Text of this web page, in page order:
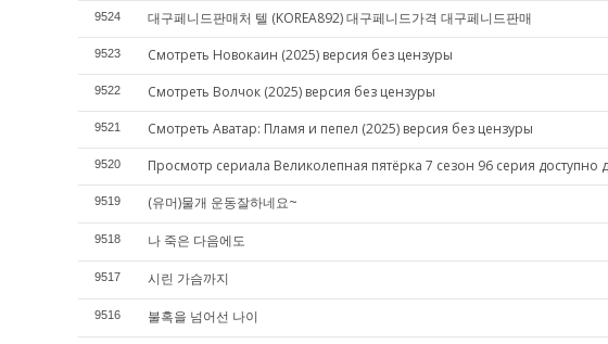
9524 대구페니드판매처 텔 (KOREA892) 대구페니드가격 대구페니드판매
9523 Смотреть Новокаин (2025) версия без цензуры
9522 Смотреть Волчок (2025) версия без цензуры
9521 Смотреть Аватар: Пламя и пепел (2025) версия без цензуры
9520 Просмотр сериала Великолепная пятёрка 7 сезон 96 серия доступно
9519 (유머)물개 운동잘하네요~
9518 나 죽은 다음에도
9517 시린 가슴까지
9516 불혹을 넘어선 나이